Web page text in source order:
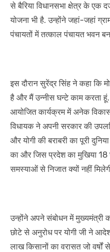
से बैरिया विधानसभा क्षेत्र के एक
योजना भी है. उन्होंने जहां-जहां
पंचायतों में तत्काल पंचायत भवन
इस दौरान सुरेंद्र सिंह ने कहा कि
है और मैं उन्नीस घन्टे काम करता
आयोजित कार्यक्रम में अनेक
विधायक ने अपनी सरकार की
और योगी की बराबरी का पूरी
का और जिस प्रदेश का मुखिया 18
समस्याओं से निजात क्यों नहीं
उन्होंने अपने संबोधन में मुख्यमंत्री
छोटे से अनुरोध पर योगी जी ने
लाख किसानों का वरासत जो